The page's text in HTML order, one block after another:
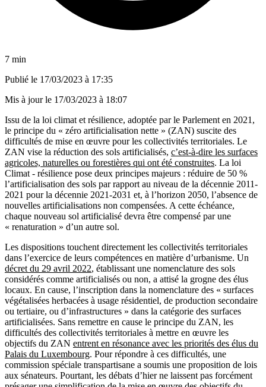
7 min
Publié le 17/03/2023 à 17:35
Mis à jour le 17/03/2023 à 18:07
Issu de la loi climat et résilience, adoptée par le Parlement en 2021,
le principe du « zéro artificialisation nette » (ZAN) suscite des
difficultés de mise en œuvre pour les collectivités territoriales. Le
ZAN vise la réduction des sols artificialisés, c’est-à-dire les surfaces
agricoles, naturelles ou forestières qui ont été construites. La loi
Climat - résilience pose deux principes majeurs : réduire de 50 %
l’artificialisation des sols par rapport au niveau de la décennie 2011-
2021 pour la décennie 2021-2031 et, à l’horizon 2050, l’absence de
nouvelles artificialisations non compensées. A cette échéance,
chaque nouveau sol artificialisé devra être compensé par une
« renaturation » d’un autre sol.
Les dispositions touchent directement les collectivités territoriales
dans l’exercice de leurs compétences en matière d’urbanisme. Un
décret du 29 avril 2022, établissant une nomenclature des sols
considérés comme artificialisés ou non, a attisé la grogne des élus
locaux. En cause, l’inscription dans la nomenclature des « surfaces
végétalisées herbacées à usage résidentiel, de production secondaire
ou tertiaire, ou d’infrastructures » dans la catégorie des surfaces
artificialisées. Sans remettre en cause le principe du ZAN, les
difficultés des collectivités territoriales à mettre en œuvre les
objectifs du ZAN entrent en résonance avec les priorités des élus du
Palais du Luxembourg. Pour répondre à ces difficultés, une
commission spéciale transpartisane a soumis une proposition de lois
aux sénateurs. Pourtant, les débats d’hier ne laissent pas forcément